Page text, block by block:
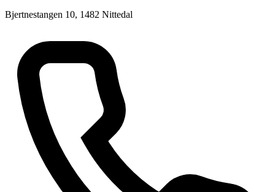
Bjertnestangen 10, 1482 Nittedal